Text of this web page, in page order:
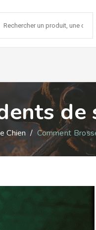
de
Chien /Comment